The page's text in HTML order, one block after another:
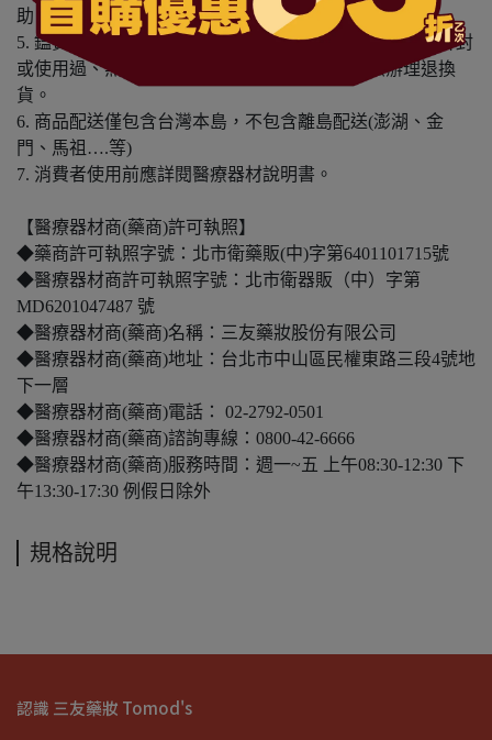
助。
5. 鑑賞期非試用期，本產品屬於私人消耗性產品，如已拆封
或使用過、無法恢復原狀、商品外盒損壞恕無法辦理退換
貨。
6. 商品配送僅包含台灣本島，不包含離島配送(澎湖、金
門、馬祖….等)
7. 消費者使用前應詳閱醫療器材說明書。
【醫療器材商(藥商)許可執照】
◆藥商許可執照字號：北市衛藥販(中)字第6401101715號
◆醫療器材商許可執照字號：北市衛器販（中）字第
MD6201047487 號
◆醫療器材商(藥商)名稱：三友藥妝股份有限公司
◆醫療器材商(藥商)地址：台北市中山區民權東路三段4號地
下一層
◆醫療器材商(藥商)電話： 02-2792-0501
◆醫療器材商(藥商)諮詢專線：0800-42-6666
◆醫療器材商(藥商)服務時間：週一~五 上午08:30-12:30 下
午13:30-17:30 例假日除外
規格說明
認識 三友藥妝 Tomod's